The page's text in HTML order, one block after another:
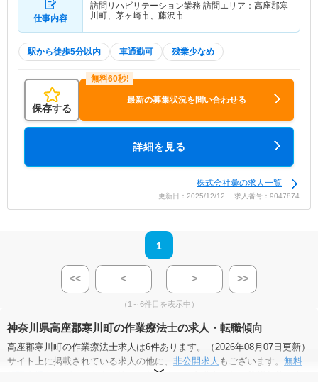
仕事内容
訪問リハビリテーション業務 訪問エリア：高座郡寒
川町、茅ヶ崎市、藤沢市 …
駅から徒歩5分以内 車通勤可 残業少なめ
保存する
最新の募集状況を問い合わせる
詳細を見る
株式会社彙の求人一覧
更新日：2025/12/12 求人番号：9047874
1
<< < > >>
（1～6件目を表示中）
神奈川県高座郡寒川町の作業療法士の求人・転職傾向
高座郡寒川町の作業療法士求人は6件あります。（2026年08月07日更新）
サイト上に掲載されている求人の他に、 非公開求人 もございます。 無料
にお申し込みいただくと、全求人からご希望条件に合